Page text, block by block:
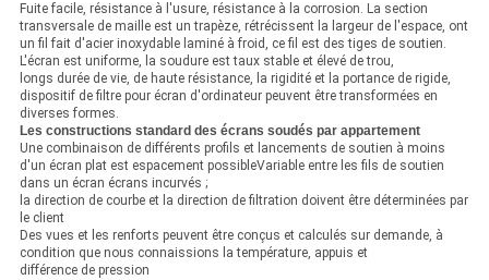
Fuite facile, résistance à l'usure, résistance à la corrosion. La section
transversale de maille est un trapèze, rétrécissent la largeur de l'espace, ont
un fil fait d'acier inoxydable laminé à froid, ce fil est des tiges de soutien.
L'écran est uniforme, la soudure est taux stable et élevé de trou,
longs durée de vie, de haute résistance, la rigidité et la portance de rigide,
dispositif de filtre pour écran d'ordinateur peuvent être transformées en
diverses formes.
Les constructions standard des écrans soudés par appartement
Une combinaison de différents profils et lancements de soutien à moins
d'un écran plat est espacement possibleVariable entre les fils de soutien
dans un écran écrans incurvés ;
la direction de courbe et la direction de filtration doivent être déterminées par
le client
Des vues et les renforts peuvent être conçus et calculés sur demande, à
condition que nous connaissions la température, appuis et
différence de pression